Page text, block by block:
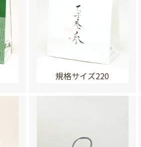
規格サイズ220